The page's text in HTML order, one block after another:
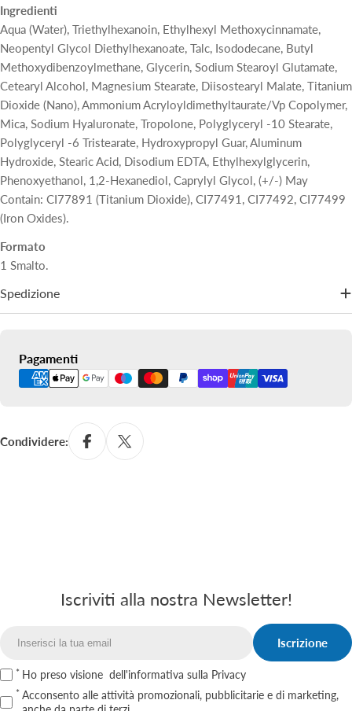
Ingredienti
Aqua (Water), Triethylhexanoin, Ethylhexyl Methoxycinnamate,
Neopentyl Glycol Diethylhexanoate, Talc, Isododecane, Butyl
Methoxydibenzoylmethane, Glycerin, Sodium Stearoyl Glutamate,
Cetearyl Alcohol, Magnesium Stearate, Diisostearyl Malate, Titanium
Dioxide (Nano), Ammonium Acryloyldimethyltaurate/Vp Copolymer,
Mica, Sodium Hyaluronate, Tropolone, Polyglyceryl -10 Stearate,
Polyglyceryl -6 Tristearate, Hydroxypropyl Guar, Aluminum
Hydroxide, Stearic Acid, Disodium EDTA, Ethylhexylglycerin,
Phenoxyethanol, 1,2-Hexanediol, Caprylyl Glycol, (+/-) May
Contain: CI77891 (Titanium Dioxide), CI77491, CI77492, CI77499
(Iron Oxides).
Formato
1 Smalto.
Spedizione
Pagamenti
Metodi
Condividere:
Iscriviti alla nostra Newsletter!
Iscrizione
Ho preso visione dell'informativa sulla Privacy
Acconsento alle attività promozionali, pubblicitarie e di marketing,